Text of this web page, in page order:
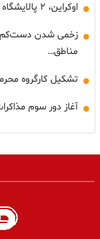
اوکراین، ۲ پالایشگاه نفت روسیه را هدف قرارداد
مناطق…
تشکیل کارگروه
آغاز دور سوم